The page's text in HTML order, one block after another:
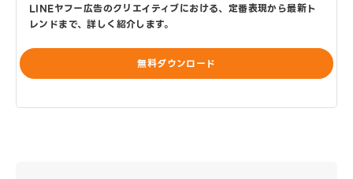
LINEヤフー広告のクリエイティブにおける、定番表現から最新ト
レンドまで、詳しく紹介します。
無料ダウンロード